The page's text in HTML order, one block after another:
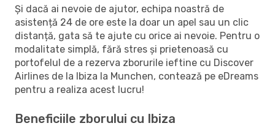
Și dacă ai nevoie de ajutor, echipa noastră de
asistență 24 de ore este la doar un apel sau un clic
distanță, gata să te ajute cu orice ai nevoie. Pentru o
modalitate simplă, fără stres și prietenoasă cu
portofelul de a rezerva zborurile ieftine cu Discover
Airlines de la Ibiza la Munchen, contează pe eDreams
pentru a realiza acest lucru!
Beneficiile zborului cu Ibiza